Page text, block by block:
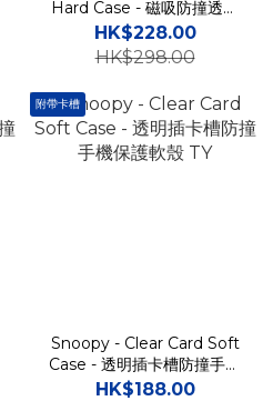
Hard Case - 磁吸防撞透明
手機保護硬殼 CD
HK$228.00
HK$298.00
附帶卡槽
Snoopy - Clear Card Soft
Case - 透明插卡槽防撞手機
保護軟殼 TY
HK$188.00